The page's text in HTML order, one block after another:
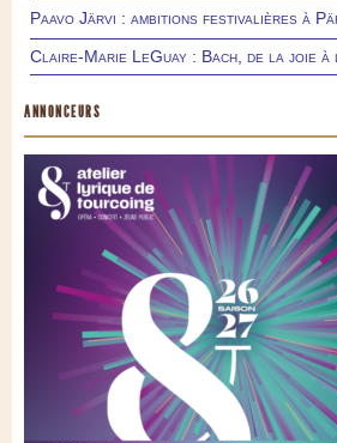
Paavo Järvi : ambitions festivalières à
Claire-Marie LeGuay : Bach, de la joie à
ANNONCEURS